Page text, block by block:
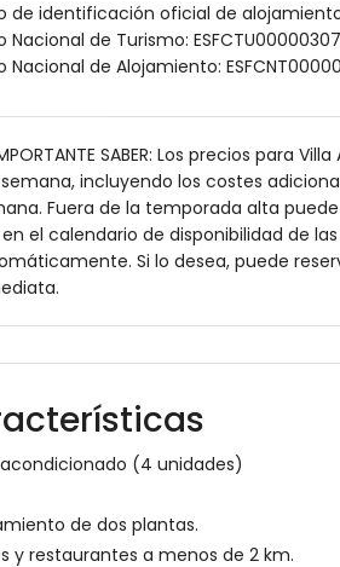
con aire acondicionado,
en suite con lavabo individual,
de la villa
vallada
privada de 11m x 3m y 2m de
con grava, árboles y muebles de
una de ellas cubierta
más cercano: Jávea (a menos de
ribera u orilla más cercana:
playa más cercana: Playa del Arenal (a
puerto más cercano: La Fontana, Jávea
más cercano: Pinosol, Jávea (a
más cercano: Alicante (a
de identificación oficial de
Nacional de Turismo:
Nacional de Alojamiento:
SABER: Los precios para
incluyendo los costes
Fuera de la temporada alta
el calendario de disponibilidad de
Si lo desea, puede
(4 unidades)
de dos plantas.
y restaurantes a menos de 2 km.